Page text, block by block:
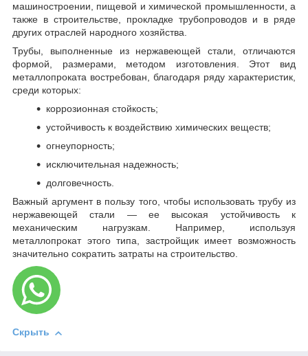
машиностроении, пищевой и химической промышленности, а
также в строительстве, прокладке трубопроводов и в ряде
других отраслей народного хозяйства.
Трубы, выполненные из нержавеющей стали, отличаются
формой, размерами, методом изготовления. Этот вид
металлопроката востребован, благодаря ряду характеристик,
среди которых:
коррозионная стойкость;
устойчивость к воздействию химических веществ;
огнеупорность;
исключительная надежность;
долговечность.
Важный аргумент в пользу того, чтобы использовать трубу из
нержавеющей стали — ее высокая устойчивость к
механическим нагрузкам. Например, используя
металлопрокат этого типа, застройщик имеет возможность
значительно сократить затраты на строительство.
Скрыть